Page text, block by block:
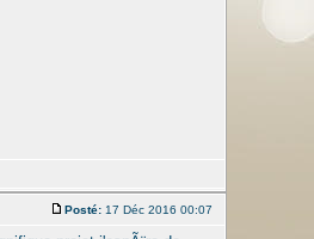
Posté: 17 Déc 2016 00:07